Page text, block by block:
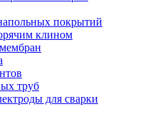
покрытий
клином
труб
для сварки